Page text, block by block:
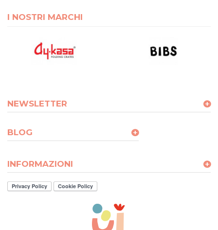
I NOSTRI MARCHI
NEWSLETTER
BLOG
INFORMAZIONI